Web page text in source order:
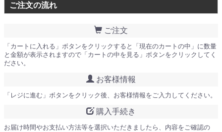
ご注文の流れ
ご注文
「カートに入れる」ボタンをクリックすると「現在のカートの中」に数量
と金額が表示されますので「カートの中を見る」ボタンをクリックしてく
ださい。
お客様情報
「レジに進む」ボタンをクリック後、お客様情報をご入力してください。
購入手続き
お届け時間やお支払い方法等を選択いただきましたら、内容をご確認の